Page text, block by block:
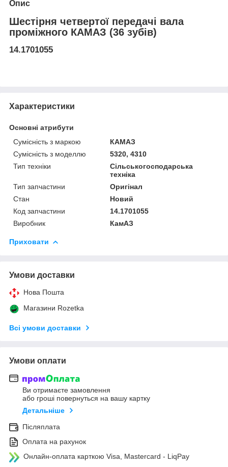
Опис
Шестірня четвертої передачі вала
проміжного КАМАЗ (36 зубів)
14.1701055
Характеристики
Основні атрибути
Сумісність з маркою
КАМАЗ
Сумісність з моделлю
5320, 4310
Тип техніки
Сільськогосподарська
техніка
Тип запчастини
Оригінал
Стан
Новий
Код запчастини
14.1701055
Виробник
КамАЗ
Приховати
Умови доставки
Нова Пошта
Магазини Rozetka
Всі умови доставки
Умови оплати
Ви отримаєте замовлення
або гроші повернуться на вашу картку
Детальніше
Післяплата
Оплата на рахунок
Онлайн-оплата карткою Visa, Mastercard - LiqPay